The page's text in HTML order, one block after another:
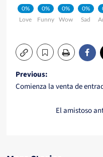
0%
Love
0%
Funny
0%
Wow
0%
Sad
Post
Previous:
Comienza la venta de
El amistoso